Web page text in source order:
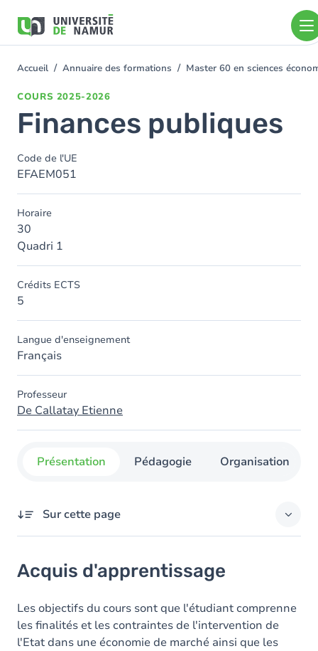
contenu
You
Accueil Annuaire des formations Master 60 en sciences
COURS 2025-2026
Finances publiques
Code de l'UE
EFAEM051
Horaire
30
Quadri 1
Crédits ECTS
5
Langue d'enseignement
Français
Professeur
De Callatay Etienne
Présentation Pédagogie Organisation
Sur cette page
Contenu
Table des matières
Acquis d'apprentissage
Les objectifs du cours sont que l'étudiant comprenne
les finalités et les contraintes de l'intervention de
l'Etat dans une économie de marché ainsi que les